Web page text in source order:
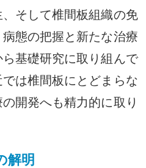
そして椎間板組織の免
態の把握と新たな治療
基礎研究に取り組んで
は椎間板にとどまらな
開発へも精力的に取り
解明